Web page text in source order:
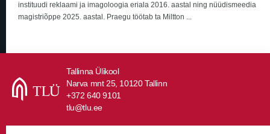
instituudi reklaami ja imagoloogia eriala 2016. aastal ning nüüdismeedia
magistriõppe 2025. aastal. Praegu töötab ta Miltton ...
Tallinna Ülikool
Narva mnt 25, 10120 Tallinn
+372 640 9101
tlu@tlu.ee